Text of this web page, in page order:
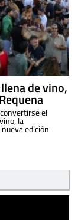
de vino,
el
la
edición